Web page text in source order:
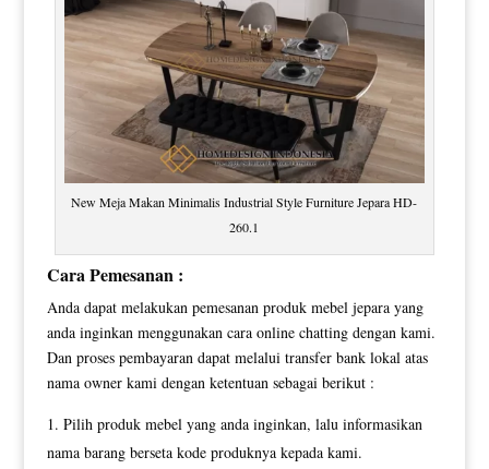
New Meja Makan Minimalis Industrial Style Furniture Jepara HD-
260.1
Cara Pemesanan :
Anda dapat melakukan pemesanan produk mebel jepara yang
anda inginkan menggunakan cara online chatting dengan kami.
Dan proses pembayaran dapat melalui transfer bank lokal atas
nama owner kami dengan ketentuan sebagai berikut :
Pilih produk mebel yang anda inginkan, lalu informasikan
nama barang berseta kode produknya kepada kami.